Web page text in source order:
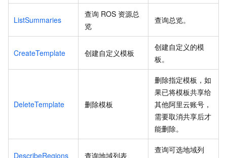
ListSummaries
查询 ROS 资源总
览
查询总览。
CreateTemplate 创建自定义模板
创建自定义的模
板。
DeleteTemplate 删除模板
删除指定模板，如
果已将模板共享给
其他阿里云账号，
需要取消共享后才
能删除。
DescribeRegions 查询地域列表
查询可选地域列